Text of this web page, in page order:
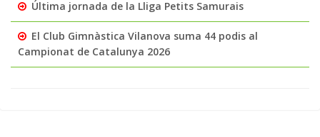
Última jornada de la Lliga Petits Samurais
El Club Gimnàstica Vilanova suma 44 podis al
Campionat de Catalunya 2026